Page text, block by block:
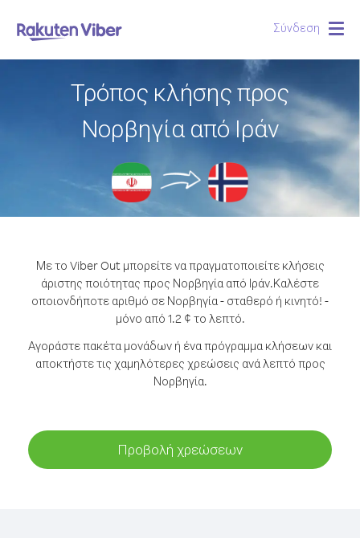
Σύνδεση
Τρόπος κλήσης προς
Νορβηγία από Ιράν
Με το Viber Out μπορείτε να πραγματοποιείτε κλήσεις
άριστης ποιότητας προς Νορβηγία από Ιράν.Καλέστε
οποιονδήποτε αριθμό σε Νορβηγία - σταθερό ή κινητό! -
μόνο από 1.2 ¢ το λεπτό.
Αγοράστε πακέτα μονάδων ή ένα πρόγραμμα κλήσεων και
αποκτήστε τις χαμηλότερες χρεώσεις ανά λεπτό προς
Νορβηγία.
Προβολή χρεώσεων